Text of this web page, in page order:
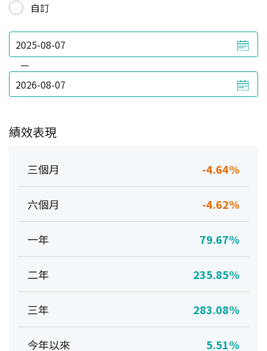
自訂
—
績效表現
三個月 -4.64%
六個月 -4.62%
一年 79.67%
二年 235.85%
三年 283.08%
今年以來 5.51%